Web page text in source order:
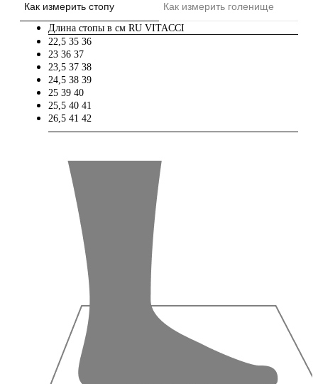
Как измерить стопу Как измерить голенище
Длина стопы в см RU VITACCI
22,5 35 36
23 36 37
23,5 37 38
24,5 38 39
25 39 40
25,5 40 41
26,5 41 42